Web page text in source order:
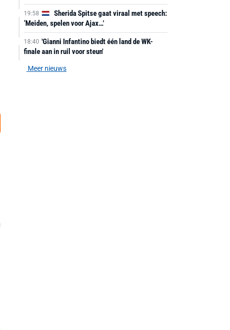
19:58
Sherida Spitse gaat viraal met speech:
‘Meiden, spelen voor Ajax…’
18:40 'Gianni Infantino biedt één land de WK-
finale aan in ruil voor steun'
Meer nieuws